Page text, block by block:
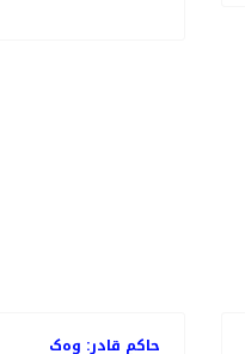
حاکم قادر: وەک